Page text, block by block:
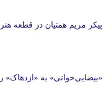
پیکر مریم همتیان در قطعه
«بیضایی‌خوانی» به «اژدهاک»